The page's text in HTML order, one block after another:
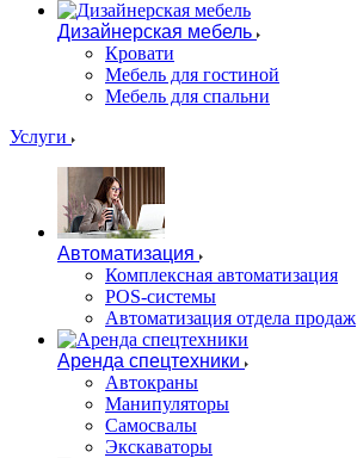
Дизайнерская мебель
Кровати
Мебель для гостиной
Мебель для спальни
Услуги
Автоматизация
Комплексная автоматизация
POS-системы
Автоматизация отдела продаж
Аренда спецтехники
Автокраны
Манипуляторы
Самосвалы
Экскаваторы